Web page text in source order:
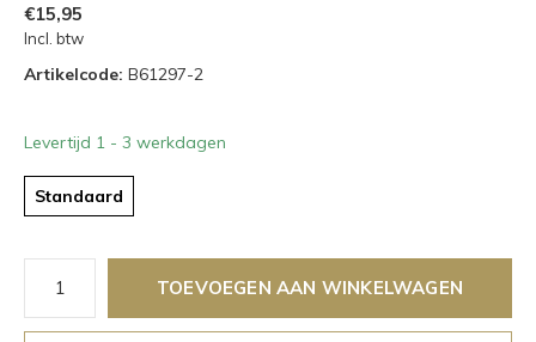
€15,95
Incl. btw
Artikelcode: B61297-2
Levertijd 1 - 3 werkdagen
Standaard
TOEVOEGEN AAN WINKELWAGEN